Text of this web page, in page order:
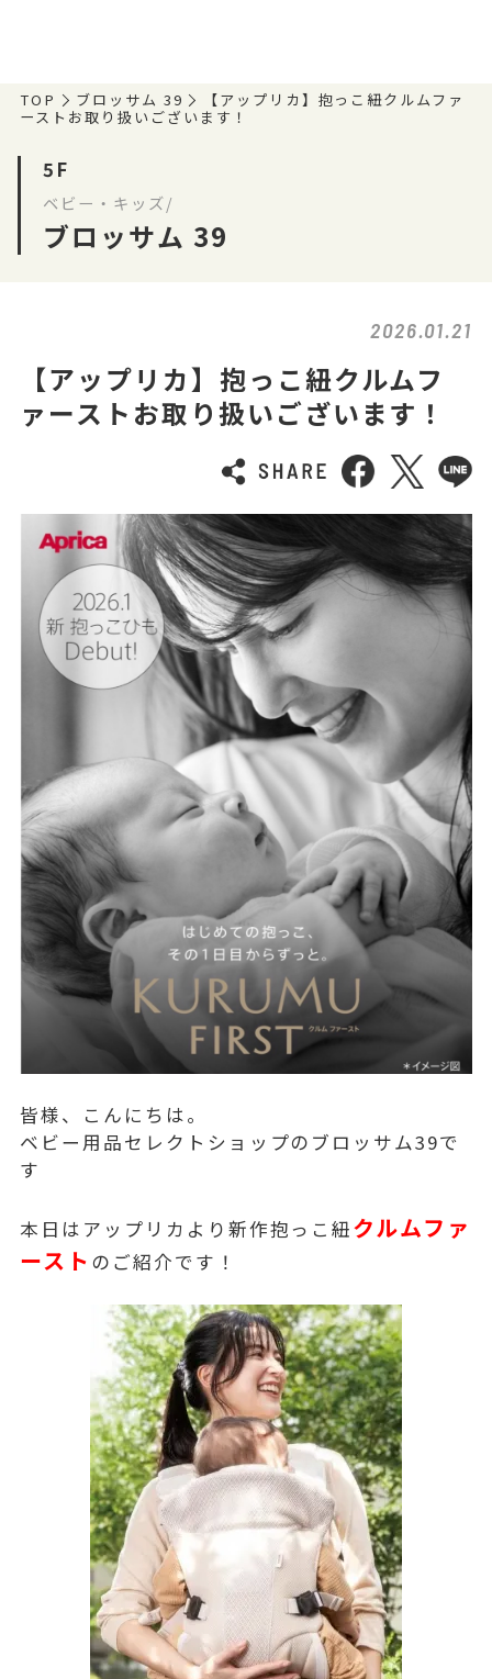
TOP ブロッサム 39
【アップリカ】抱っこ紐クルムファ
ーストお取り扱いございます！
5F
ベビー・キッズ/
ブロッサム 39
2026.01.21
【アップリカ】抱っこ紐クルムフ
ァーストお取り扱いございます！
皆様、こんにちは。
ベビー用品セレクトショップのブロッサム39で
す
本日はアップリカより新作抱っこ紐クルムファ
ースト のご紹介です！